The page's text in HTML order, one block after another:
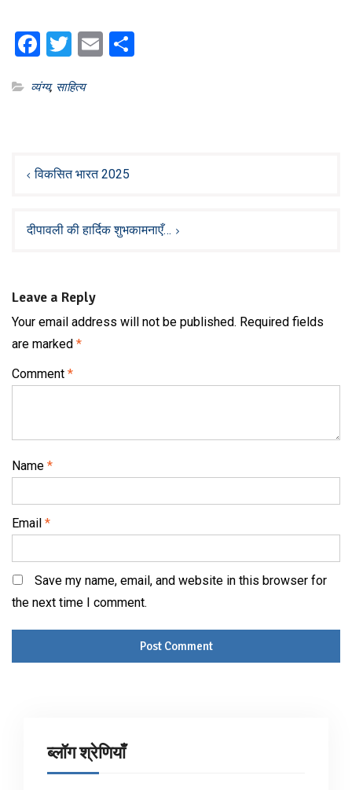
Facebook
Twitter
Email
व्यंग्य, साहित्य
navigation
विकसित भारत 2025
दीपावली की हार्दिक शुभकामनाएँ…
Leave a Reply
Your email address will not be published. Required fields
are marked *
Comment *
Name *
Email *
Save my name, email, and website in this browser for
the next time I comment.
ब्लॉग श्रेणियाँ